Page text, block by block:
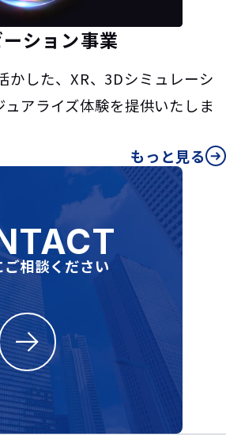
ション事業
かした、XR、3Dシミュレーシ
ュアライズ体験を提供いたしま
もっと見る
相談ください